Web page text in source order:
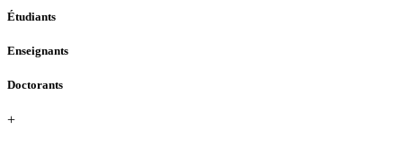
Étudiants
Enseignants
Doctorants
+